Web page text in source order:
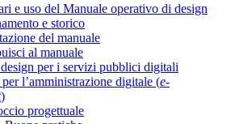
e uso del Manuale operativo di design
e storico
del manuale
al manuale
per i servizi pubblici digitali
l’amministrazione digitale (e-
)
progettuale